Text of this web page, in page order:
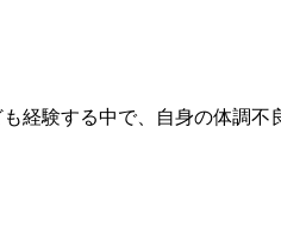
経験する中で、自身の体調